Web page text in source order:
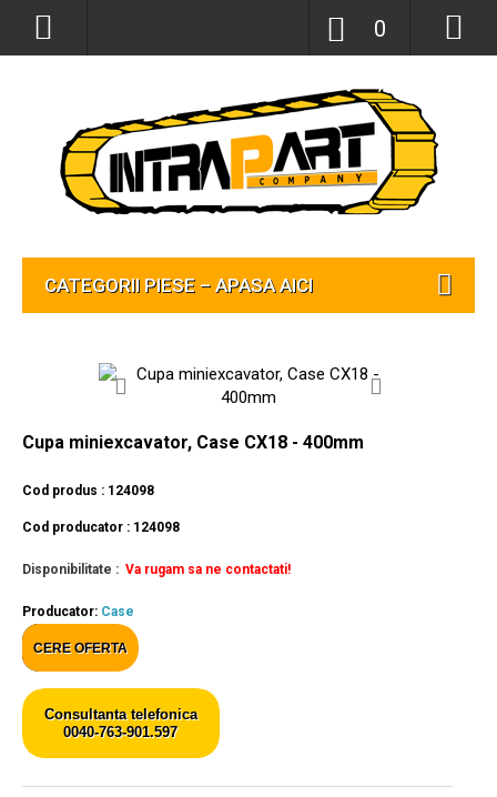
0
CATEGORII PIESE – APASA AICI
Cupa miniexcavator, Case CX18 - 400mm
Cod produs : 124098
Cod producator : 124098
Disponibilitate : Va rugam sa ne contactati!
Producator: Case
CERE OFERTA
Consultanta telefonica
0040-763-901.597